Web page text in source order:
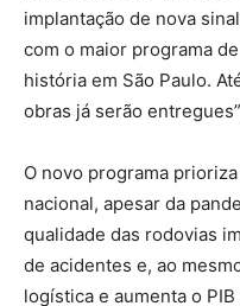
implantação de nova
com o maior programa
história em São Paulo.
obras já serão
O novo programa
nacional, apesar da
qualidade das rodovias
de acidentes e, ao
logística e aumenta o